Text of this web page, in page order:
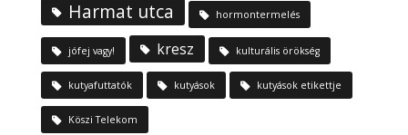
Harmat utca hormontermelés
jófej vagy! kresz kulturális örökség
kutyafuttatók kutyások kutyások etikettje
Köszi Telekom